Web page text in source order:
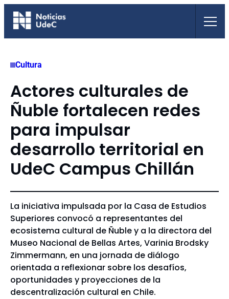
Saltar
Cultura
Actores culturales de
Ñuble fortalecen redes
para impulsar
desarrollo territorial en
UdeC Campus Chillán
La iniciativa impulsada por la Casa de Estudios
Superiores convocó a representantes del
ecosistema cultural de Ñuble y a la directora del
Museo Nacional de Bellas Artes, Varinia Brodsky
Zimmermann, en una jornada de diálogo
orientada a reflexionar sobre los desafíos,
oportunidades y proyecciones de la
descentralización cultural en Chile.